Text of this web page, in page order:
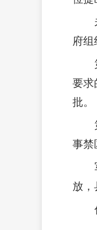
府
要求
批。
事禁
放，